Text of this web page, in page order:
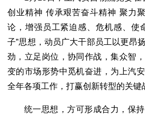
创业精神 传承艰苦奋斗精神 聚力
论，增强员工紧迫感、危机感、使
子”思想，动员广大干部员工以更昂
劲，立足岗位，协同作战，集众智
变的市场形势中觅机奋进，为上汽
全年各项工作，打赢创新转型的关键
统一思想，方可形成合力，保